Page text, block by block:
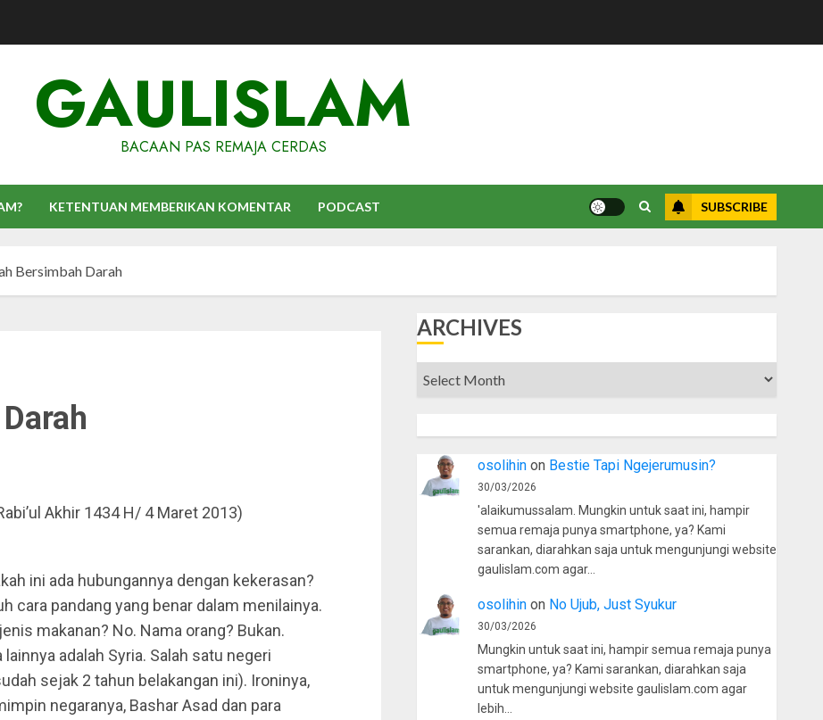
GAULISLAM
BACAAN PAS REMAJA CERDAS
KETENTUAN MEMBERIKAN KOMENTAR PODCAST SUBSCRIBE
Bersimbah Darah
Akhir 1434 H/ 4 Maret 2013)
ini ada hubungannya dengan kekerasan?
cara pandang yang benar dalam menilainya.
makanan? No. Nama orang? Bukan.
adalah Syria. Salah satu negeri
sejak 2 tahun belakangan ini). Ironinya,
negaranya, Bashar Asad dan para
ARCHIVES
Archives
osolihinon Bestie Tapi Ngejerumusin?
30/03/2026
'alaikumussalam. Mungkin untuk saat ini, hampir
semua remaja punya smartphone, ya? Kami
sarankan, diarahkan saja untuk mengunjungi website
gaulislam.com agar…
osolihinon No Ujub, Just Syukur
30/03/2026
Mungkin untuk saat ini, hampir semua remaja punya
smartphone, ya? Kami sarankan, diarahkan saja
untuk mengunjungi website gaulislam.com agar
lebih…